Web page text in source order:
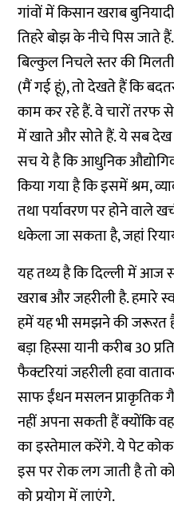
गांवों में किसान खराब
तिहरे बोझ के नीचे पिस जाते
बिल्कुल निचले स्तर की
(मैं गई हूं), तो देखते हैं कि
काम कर रहे हैं. वे चारों तरफ
में खाते और सोते हैं. ये सब देख
सच ये है कि आधुनिक
किया गया है कि इसमें श्रम,
तथा पर्यावरण पर होने वाले
धकेला जा सकता है, जहां
यह तथ्य है कि दिल्ली में आज
खराब और जहरीली है. हमारे
हमें यह भी समझने की जरूरत
बड़ा हिस्सा यानी करीब 30
फैक्टरियां जहरीली हवा
साफ ईंधन मसलन प्राकृतिक
नहीं अपना सकती हैं क्योंकि
का इस्तेमाल करेंगे. ये पेट
इस पर रोक लग जाती है तो
को प्रयोग में लाएंगे.